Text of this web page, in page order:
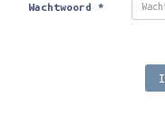
Wachtwoord*